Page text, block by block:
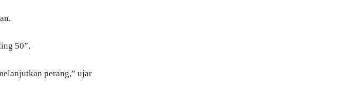
50”.
perang,” ujar